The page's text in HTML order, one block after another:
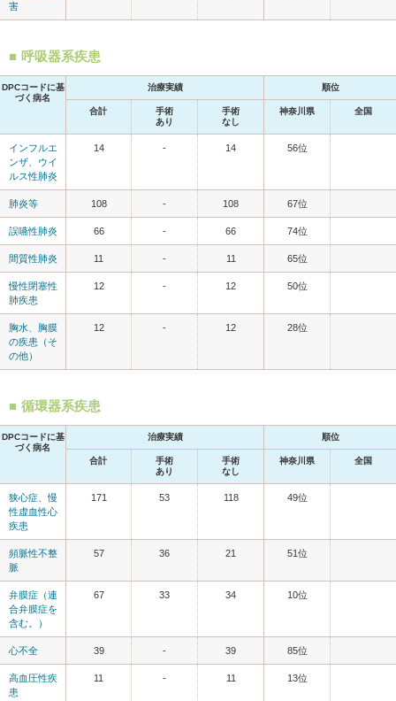
害
呼吸器系疾患
DPCコードに基
づく病名
治療実績 順位
合計
手術
あり
手術
なし
神奈川県 全国
インフルエ
ンザ、ウイ
ルス性肺炎
14 - 14 56位
肺炎等 108 - 108 67位
誤嚥性肺炎 66 - 66 74位
間質性肺炎 11 - 11 65位
慢性閉塞性
肺疾患
12 - 12 50位
胸水、胸膜
の疾患（そ
の他）
12 - 12 28位
循環器系疾患
DPCコードに基
づく病名
治療実績 順位
合計
手術
あり
手術
なし
神奈川県 全国
狭心症、慢
性虚血性心
疾患
171 53 118 49位
頻脈性不整
脈
57 36 21 51位
弁膜症（連
合弁膜症を
含む。）
67 33 34 10位
心不全 39 - 39 85位
高血圧性疾
患
11 - 11 13位